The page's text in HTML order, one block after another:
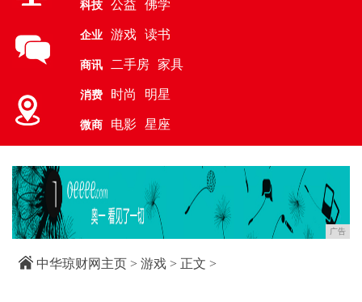
科技 公益 佛学
企业 游戏 读书
商讯 二手房 家具
消费 时尚 明星
微商 电影 星座
广告
中华琼财网主页 > 游戏 > 正文 >